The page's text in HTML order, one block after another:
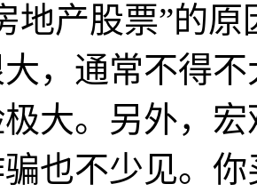
地产股票”的
，通常不得
大。另外，
也不少见。